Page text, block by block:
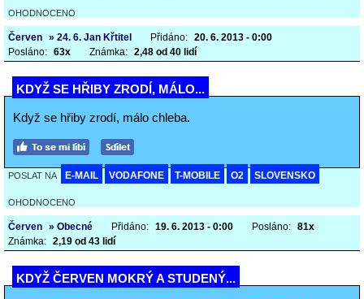
OHODNOCENO
Červen » 24. 6. Jan Křtitel Přidáno: 20. 6. 2013 - 0:00
Posláno: 63x Známka: 2,48 od 40 lidí
KDYŽ SE HŘIBY ZRODÍ, MÁLO...
Když se hřiby zrodí, málo chleba.
POSLAT NA E-MAIL VODAFONE T-MOBILE O2 SLOVENSKO
OHODNOCENO
Červen » Obecné Přidáno: 19. 6. 2013 - 0:00 Posláno: 81x
Známka: 2,19 od 43 lidí
KDYŽ ČERVEN MOKRÝ A STUDENÝ...